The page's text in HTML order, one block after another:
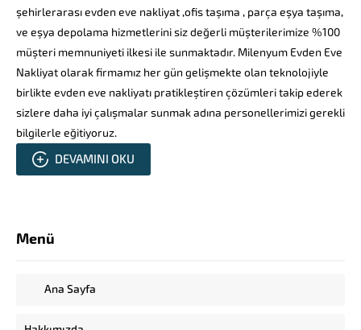
şehirlerarası evden eve nakliyat ,ofis taşıma , parça eşya taşıma,
ve eşya depolama hizmetlerini siz değerli müşterilerimize %100
müşteri memnuniyeti ilkesi ile sunmaktadır. Milenyum Evden Eve
Nakliyat olarak firmamız her gün gelişmekte olan teknolojiyle
birlikte evden eve nakliyatı pratikleştiren çözümleri takip ederek
sizlere daha iyi çalışmalar sunmak adına personellerimizi gerekli
bilgilerle eğitiyoruz.
DEVAMINI OKU
Menü
Ana Sayfa